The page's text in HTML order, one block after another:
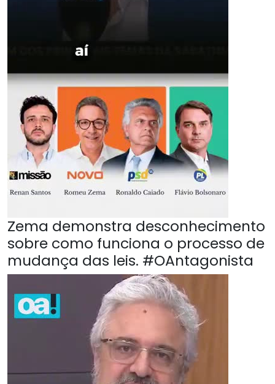
Zema demonstra desconhecimento
sobre como funciona o processo de
mudança das leis. #OAntagonista